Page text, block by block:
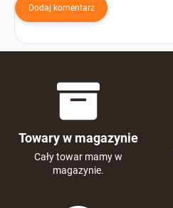
Dodaj komentarz
Towary w magazynie
Cały towar mamy w
magazynie.